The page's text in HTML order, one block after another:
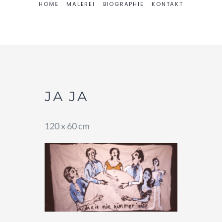
HOME MALEREI BIOGRAPHIE KONTAKT
JA JA
120 x 60 cm